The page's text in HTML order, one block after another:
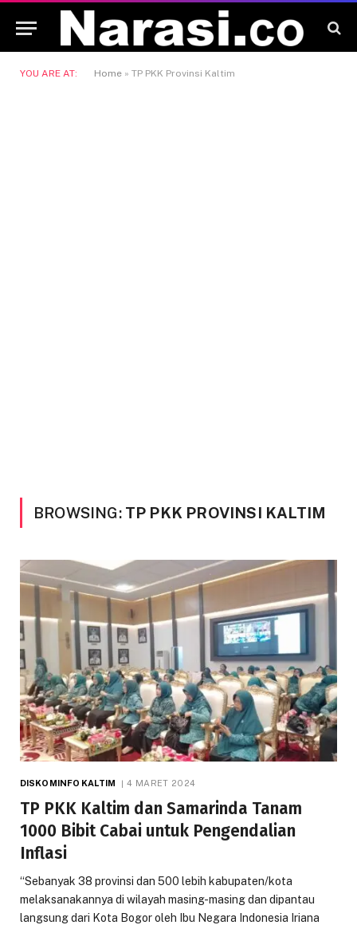
YOU ARE AT: Home » TP PKK Provinsi Kaltim
BROWSING: TP PKK PROVINSI KALTIM
DISKOMINFO KALTIM 4 MARET 2024
TP PKK Kaltim dan Samarinda Tanam
1000 Bibit Cabai untuk Pengendalian
Inflasi
“Sebanyak 38 provinsi dan 500 lebih kabupaten/kota
melaksanakannya di wilayah masing-masing dan dipantau
langsung dari Kota Bogor oleh Ibu Negara Indonesia Iriana